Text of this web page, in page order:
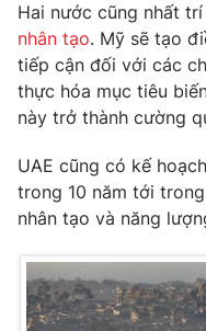
Tư vấn
Chuyên mục khác
Emagazine
Photo
Video
VTV Money
Hai nước cũng nhất
nhân tạo. Mỹ sẽ tạo
tiếp cận đối với các
thực hóa mục tiêu
này trở thành cường
UAE cũng có kế
trong 10 năm tới
nhân tạo và năng